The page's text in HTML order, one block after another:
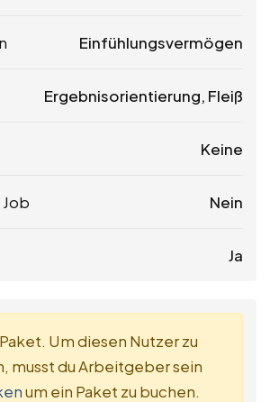
Einfühlungsvermögen
Ergebnisorientierung, Fleiß
Keine
Nein
Ja
Um diesen Nutzer zu
musst du Arbeitgeber sein
um ein Paket zu buchen.